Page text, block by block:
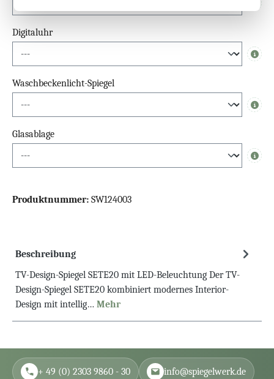
Info
Digitaluhr
Info
Waschbeckenlicht-Spiegel
Info
Glasablage
Info
Produktnummer: SW124003
Beschreibung
TV-Design-Spiegel SETE20 mit LED-Beleuchtung Der TV-
Design-Spiegel SETE20 kombiniert modernes Interior-
Design mit intellig… Mehr
+ 49 (0) 2303 9860 - 30 info@spiegelwerk.de